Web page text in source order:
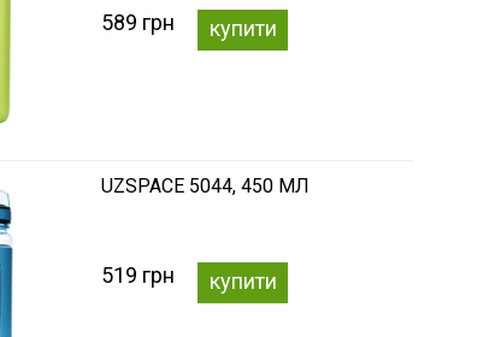
589 грн купити
UZSPACE 5044, 450 МЛ
519 грн купити